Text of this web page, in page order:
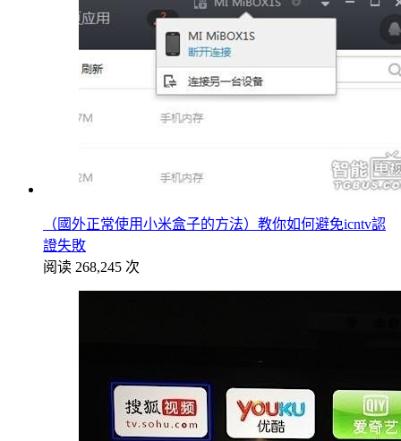
（國外正常使用小米盒子的方法）教你如何避免icntv認
證失敗
阅读 268,245 次